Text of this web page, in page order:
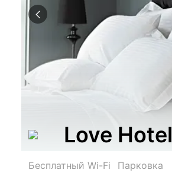
Love Hotel
Бесплатный Wi-Fi
Парковка